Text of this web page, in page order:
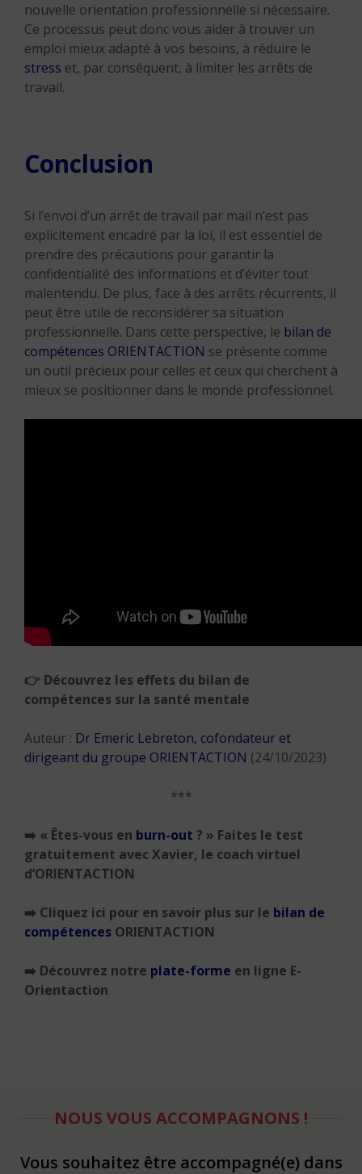
nouvelle orientation professionnelle si nécessaire.
Ce processus peut donc vous aider à trouver un
emploi mieux adapté à vos besoins, à réduire le
stress et, par conséquent, à limiter les arrêts de
travail.
Conclusion
Si l’envoi d’un arrêt de travail par mail n’est pas
explicitement encadré par la loi, il est essentiel de
prendre des précautions pour garantir la
confidentialité des informations et d’éviter tout
malentendu. De plus, face à des arrêts récurrents, il
peut être utile de reconsidérer sa situation
professionnelle. Dans cette perspective, le bilan de
compétences ORIENTACTION se présente comme
un outil précieux pour celles et ceux qui cherchent à
mieux se positionner dans le monde professionnel.
👉 Découvrez les effets du bilan de
compétences sur la santé mentale
Auteur : Dr Emeric Lebreton, cofondateur et
dirigeant du groupe ORIENTACTION (24/10/2023)
***
➡️ « Êtes-vous en burn-out ? » Faites le test
gratuitement avec Xavier, le coach virtuel
d’ORIENTACTION
➡️ Cliquez ici pour en savoir plus sur le bilan de
compétences ORIENTACTION
➡️ Découvrez notre plate-forme en ligne E-
Orientaction
NOUS VOUS ACCOMPAGNONS !
Vous souhaitez être accompagné(e) dans